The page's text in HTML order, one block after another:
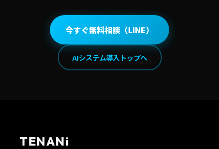
今すぐ無料相談（LINE）
AIシステム導入トップへ
TENANi